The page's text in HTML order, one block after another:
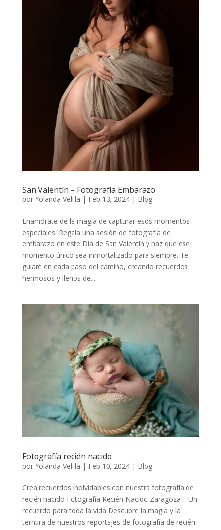
San Valentín – Fotografía Embarazo
por Yolanda Velilla | Feb 13, 2024| Blog
Enamórate de la magia de capturar esos momentos
especiales. Regala una sesión de fotografía de
embarazo en este Día de San Valentín y haz que ese
momento único sea inmortalizado para siempre. Te
guiaré en cada paso del camino, creando recuerdos
hermosos y llenos de...
Fotografía recién nacido
por Yolanda Velilla | Feb 10, 2024| Blog
Crea recuerdos inolvidables con nuestra fotografía de
recién nacido Fotografía Recién Nacido Zaragoza – Un
recuerdo para toda la vida Descubre la magia y la
ternura de nuestros reportajes de fotografía de recién